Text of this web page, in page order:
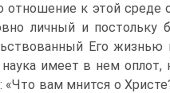
к этой среде
личный и постольку
Его
имеет в нем оплот,
вам мнится о